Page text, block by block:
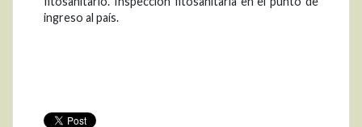
ingreso al país.